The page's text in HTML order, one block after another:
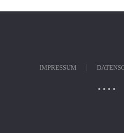
IMPRESSUM